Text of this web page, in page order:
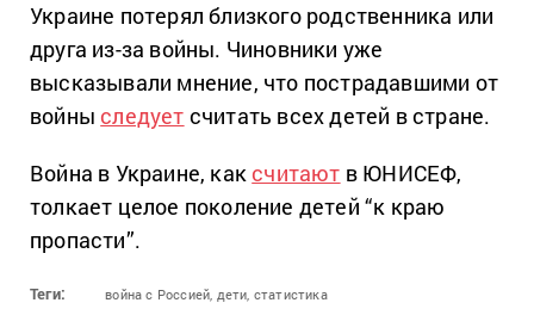
Украине потерял близкого родственника или
друга из-за войны. Чиновники уже
высказывали мнение, что пострадавшими от
войны следует считать всех детей в стране.
Война в Украине, как считают в ЮНИСЕФ,
толкает целое поколение детей “к краю
пропасти”.
Теги: война с Россией, дети, статистика